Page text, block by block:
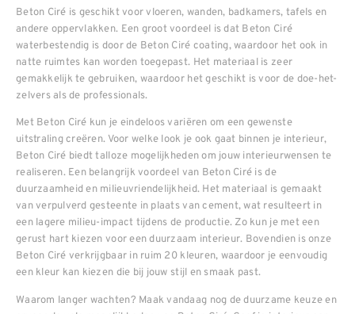
Beton Ciré is geschikt voor vloeren, wanden, badkamers, tafels en
andere oppervlakken. Een groot voordeel is dat Beton Ciré
waterbestendig is door de Beton Ciré coating, waardoor het ook in
natte ruimtes kan worden toegepast. Het materiaal is zeer
gemakkelijk te gebruiken, waardoor het geschikt is voor de doe-het-
zelvers als de professionals.
Met Beton Ciré kun je eindeloos variëren om een gewenste
uitstraling creëren. Voor welke look je ook gaat binnen je interieur,
Beton Ciré biedt talloze mogelijkheden om jouw interieurwensen te
realiseren. Een belangrijk voordeel van Beton Ciré is de
duurzaamheid en milieuvriendelijkheid. Het materiaal is gemaakt
van verpulverd gesteente in plaats van cement, wat resulteert in
een lagere milieu-impact tijdens de productie. Zo kun je met een
gerust hart kiezen voor een duurzaam interieur. Bovendien is onze
Beton Ciré verkrijgbaar in ruim 20 kleuren, waardoor je eenvoudig
een kleur kan kiezen die bij jouw stijl en smaak past.
Waarom langer wachten? Maak vandaag nog de duurzame keuze en